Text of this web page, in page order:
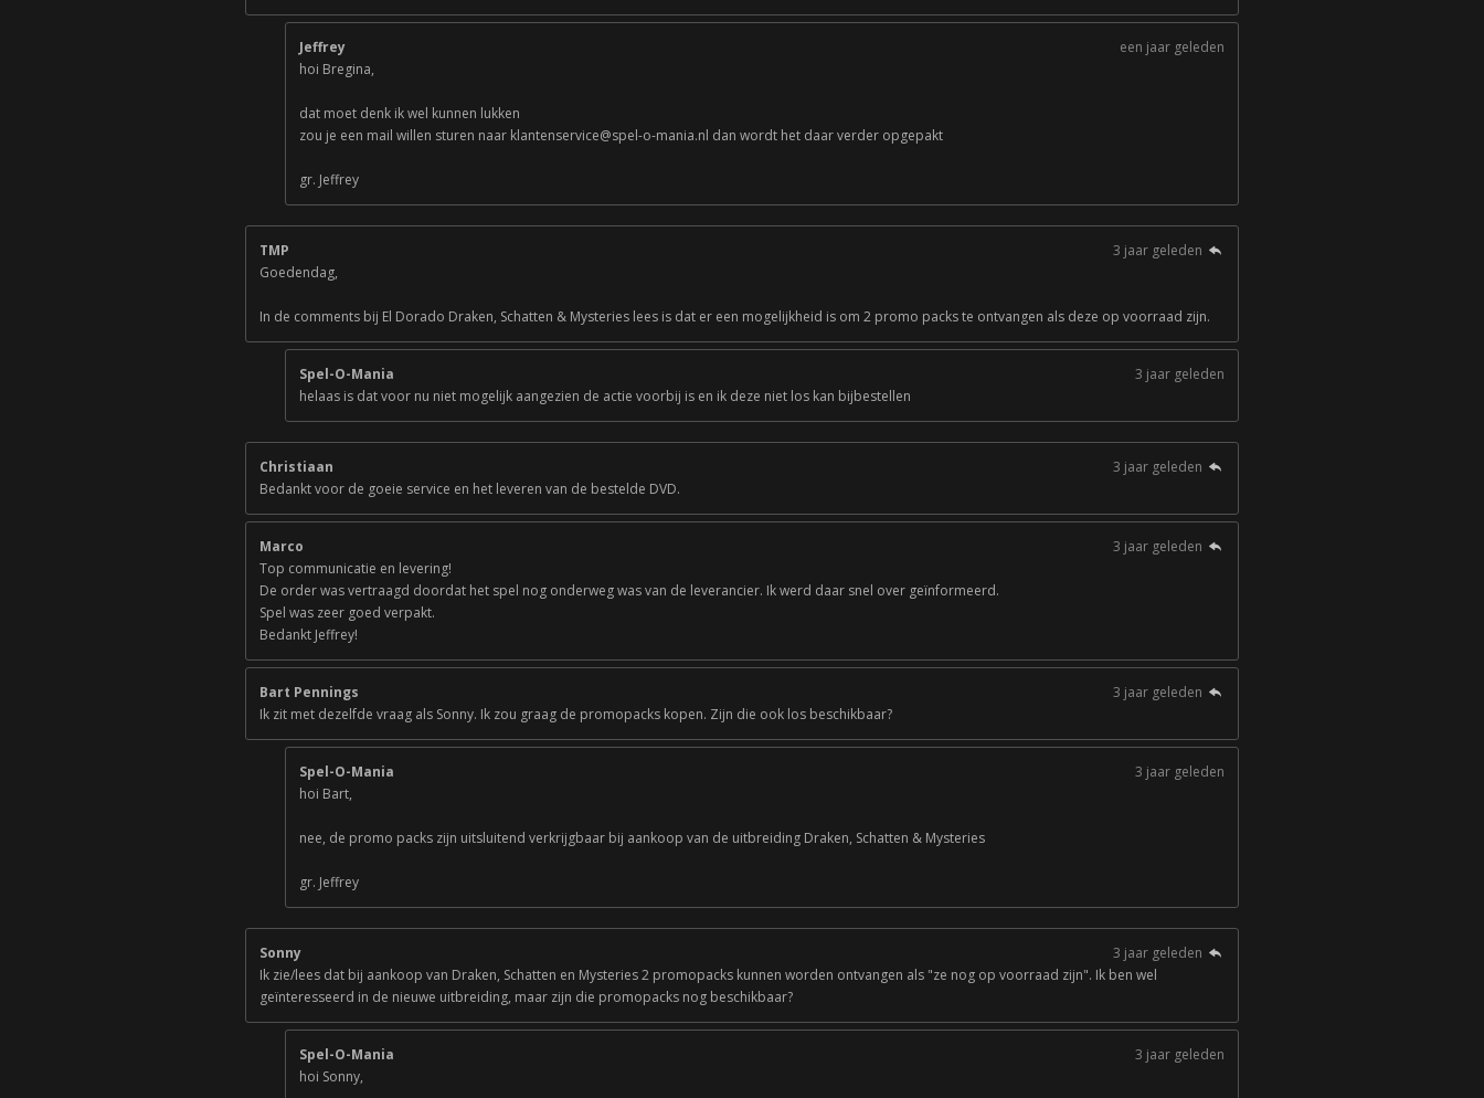
Jeffrey
een jaar geleden
hoi Bregina,
dat moet denk ik wel kunnen lukken
zou je een mail willen sturen naar klantenservice@spel-o-mania.nl dan wordt het daar verder opgepakt
gr. Jeffrey
TMP
3 jaar geleden
Goedendag,
In de comments bij El Dorado Draken, Schatten & Mysteries lees is dat er een mogelijkheid is om 2 promo packs te ontvangen als deze op voorraad zijn.
Spel-O-Mania
3 jaar geleden
helaas is dat voor nu niet mogelijk aangezien de actie voorbij is en ik deze niet los kan bijbestellen
Christiaan
3 jaar geleden
Bedankt voor de goeie service en het leveren van de bestelde DVD.
Marco
3 jaar geleden
Top communicatie en levering!
De order was vertraagd doordat het spel nog onderweg was van de leverancier. Ik werd daar snel over geïnformeerd.
Spel was zeer goed verpakt.
Bedankt Jeffrey!
Bart Pennings
3 jaar geleden
Ik zit met dezelfde vraag als Sonny. Ik zou graag de promopacks kopen. Zijn die ook los beschikbaar?
Spel-O-Mania
3 jaar geleden
hoi Bart,
nee, de promo packs zijn uitsluitend verkrijgbaar bij aankoop van de uitbreiding Draken, Schatten & Mysteries
gr. Jeffrey
Sonny
3 jaar geleden
Ik zie/lees dat bij aankoop van Draken, Schatten en Mysteries 2 promopacks kunnen worden ontvangen als "ze nog op voorraad zijn". Ik ben wel
geïnteresseerd in de nieuwe uitbreiding, maar zijn die promopacks nog beschikbaar?
Spel-O-Mania
3 jaar geleden
hoi Sonny,